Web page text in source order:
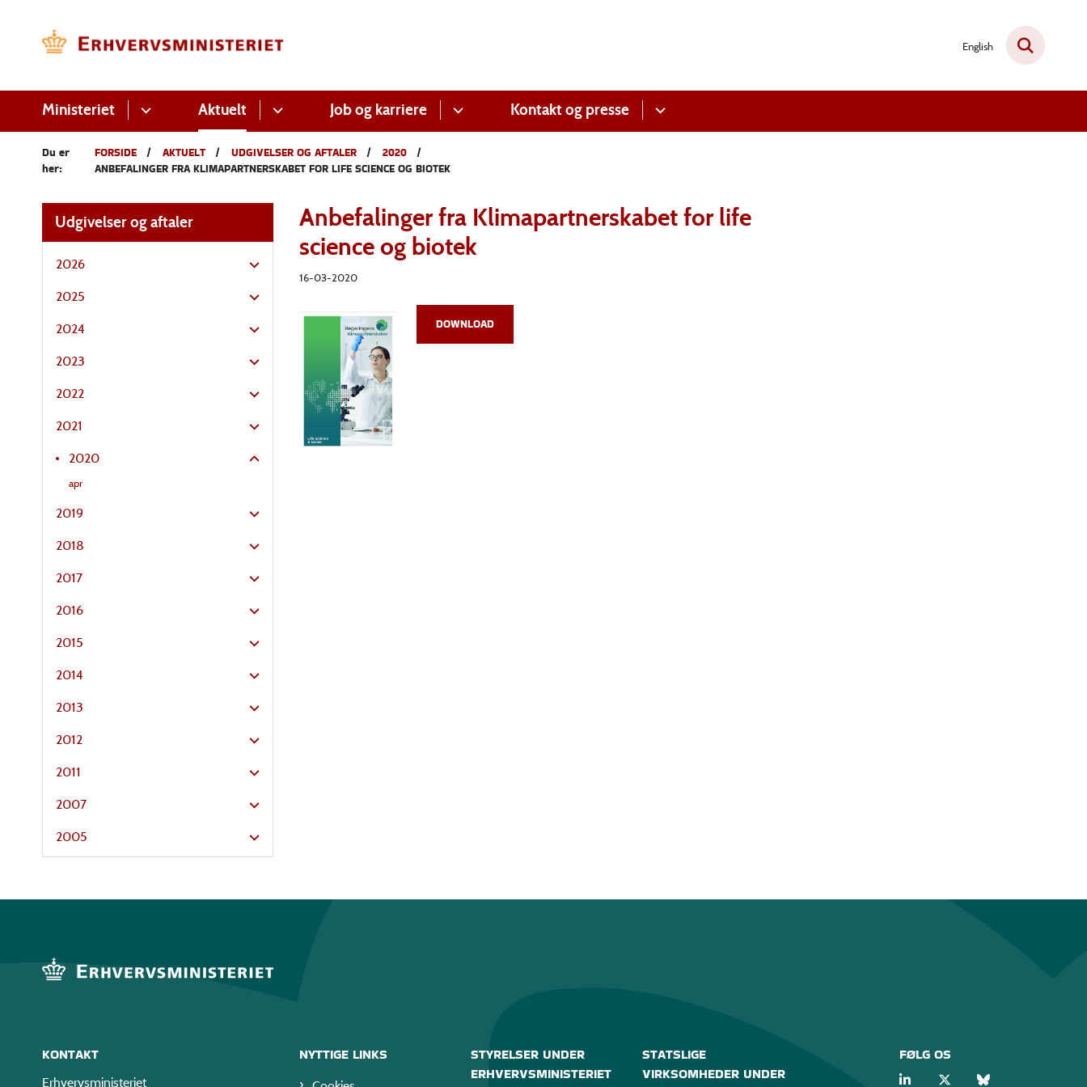
English
Ministeriet Aktuelt Job og karriere Kontakt og presse
Du er
her:
FORSIDE AKTUELT UDGIVELSER OG AFTALER
2020
ANBEFALINGER FRA KLIMAPARTNERSKABET FOR LIFE SCIENCE OG BIOTEK
Udgivelser og aftaler
2026
2025
2024
2023
2022
2021
2020
apr
2019
2018
2017
2016
2015
2014
2013
2012
2011
2007
2005
Anbefalinger fra Klimapartnerskabet for life
science og biotek
16-03-2020
DOWNLOAD
KONTAKT
Erhvervsministeriet
NYTTIGE LINKS
STYRELSER UNDER
ERHVERVSMINISTERIET
STATSLIGE
VIRKSOMHEDER UNDER
FØLG OS